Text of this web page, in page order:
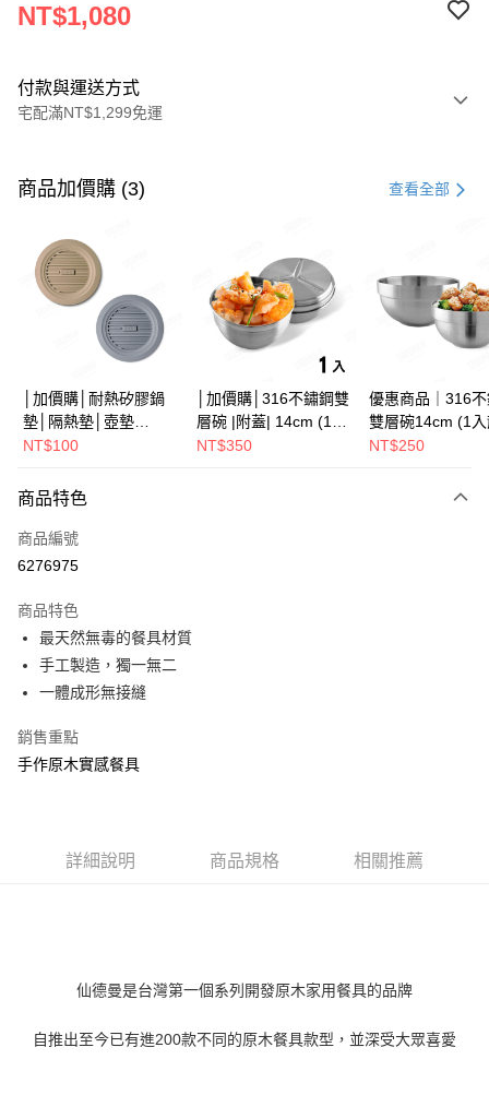
NT$1,080
付款與運送方式
宅配滿NT$1,299免運
信用卡一次付款
Apple Pay
街口支付
Google Pay
全盈+PAY
※ 下單後（不含訂購當天），現貨商品將於１－３個工作天寄出，
每筆NT$85，滿NT$1,299(含以上)免運費
海外中華郵政配送
商品加價購 (3) 查看全部
│加價購│耐熱矽膠鍋
墊│隔熱墊│壺墊
NT$100
│加價購│316不鏽鋼雙
層碗 |附蓋| 14cm (1入
散裝) SG0141
NT$350
優惠商品｜316
雙層碗14cm (1
SG0140
NT$250
商品特色
商品編號
6276975
商品特色
最天然無毒的餐具材質
手工製造，獨一無二
一體成形無接縫
銷售重點
手作原木實感餐具
詳細說明 商品規格 相關推薦
仙德曼是台灣第一個系列開發原木家用餐具的品牌
自推出至今已有進200款不同的原木餐具款型，並深受大眾喜愛